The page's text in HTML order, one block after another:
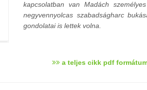
kapcsolatban van Madách
negyvennyolcas szabadságharc
gondolatai is lettek volna.
a teljes cikk pdf